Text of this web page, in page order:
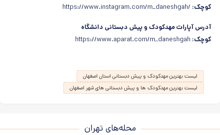
کوچک: https://www.instagram.com/m_daneshgah/‎
آدرس آپارات مهدکودک و پیش دبستانی دانشگاه
کوچک: https://www.aparat.com/m_daneshgah
لیست بهترین مهدکودک و پیش دبستانی استان اصفهان
لیست بهترین مهدکودک ها و پیش دبستانی های شهر اصفهان
محله‌های تهران